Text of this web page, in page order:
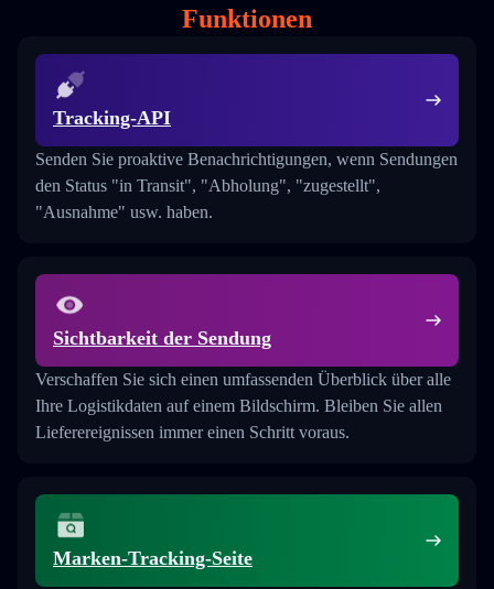
Funktionen
Tracking-API
Senden Sie proaktive Benachrichtigungen, wenn Sendungen
den Status "in Transit", "Abholung", "zugestellt",
"Ausnahme" usw. haben.
Sichtbarkeit der Sendung
Verschaffen Sie sich einen umfassenden Überblick über alle
Ihre Logistikdaten auf einem Bildschirm. Bleiben Sie allen
Lieferereignissen immer einen Schritt voraus.
Marken-Tracking-Seite